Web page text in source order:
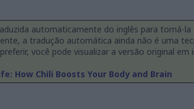
automaticamente do inglês para torná-
a tradução automática ainda não é uma
você pode visualizar a versão original em
How Chili Boosts Your Body and Brain